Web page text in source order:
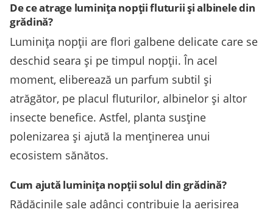
De ce atrage luminița nopții fluturii și albinele din
grădină?
Luminița nopții are flori galbene delicate care se
deschid seara și pe timpul nopții. În acel
moment, eliberează un parfum subtil și
atrăgător, pe placul fluturilor, albinelor și altor
insecte benefice. Astfel, planta susține
polenizarea și ajută la menținerea unui
ecosistem sănătos.
Cum ajută luminița nopții solul din grădină?
Rădăcinile sale adânci contribuie la aerisirea